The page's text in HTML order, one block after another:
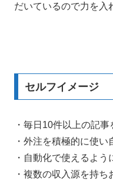
だいているので力を入
セルフイメージ
・毎日10件以上の記事
・外注を積極的に使い
・自動化で使えるよ
・複数の収入源を持